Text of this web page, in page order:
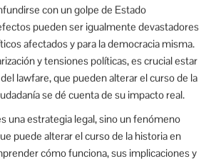
con un golpe de Estado
pueden ser igualmente devastadores
afectados y para la democracia misma.
y tensiones políticas, es crucial estar
lawfare, que pueden alterar el curso de la
se dé cuenta de su impacto real.
una estrategia legal, sino un fenómeno
puede alterar el curso de la historia en
cómo funciona, sus implicaciones y